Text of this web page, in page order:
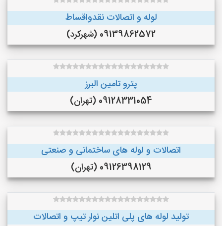
لوله و اتصالات نقدواقساط
09139862572 (شهرکرد)
پترو تامین البرز
09128331054 (تهران)
اتصالات و لوله های ساختمانی و صنعتی
09126398129 (تهران)
تولید لوله های پلی اتلین نوار تیپ و اتصالات